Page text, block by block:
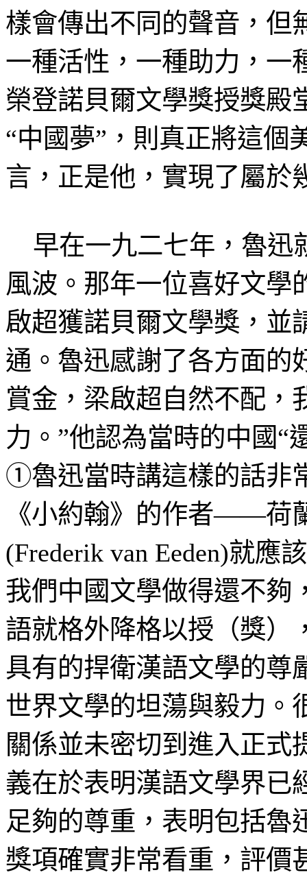
樣會傳出不同的聲音，但
一種活性，一種助力，一
榮登諾貝爾文學獎授獎殿
“中國夢”，則真正將這個
言，正是他，實現了屬於
早在一九二七年，魯迅
風波。那年一位喜好文學
啟超獲諾貝爾文學獎，並
通。魯迅感謝了各方面的
賞金，梁啟超自然不配，
力。”他認為當時的中國“
①魯迅當時講這樣的話非
《小約翰》的作者——荷
(Frederik van Eeden)就應
我們中國文學做得還不夠
語就格外降格以授（獎）
具有的捍衛漢語文學的尊
世界文學的坦蕩與毅力。
關係並未密切到進入正式
義在於表明漢語文學界已
足夠的尊重，表明包括魯
獎項確實非常看重，評價